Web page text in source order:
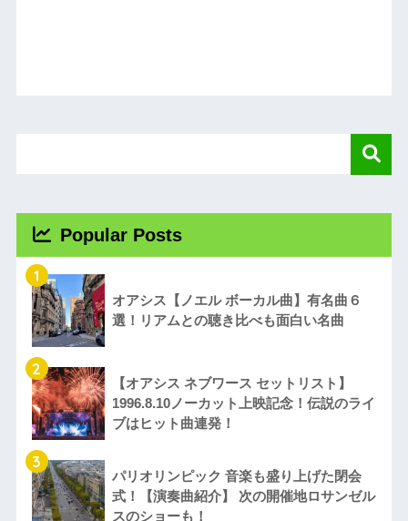
Popular Posts
1
オアシス【ノエル ボーカル曲】有名曲６
選！リアムとの聴き比べも面白い名曲
2
【オアシス ネブワース セットリスト】
1996.8.10ノーカット上映記念！伝説のライ
ブはヒット曲連発！
3
パリオリンピック 音楽も盛り上げた閉会
式！【演奏曲紹介】 次の開催地ロサンゼル
スのショーも！